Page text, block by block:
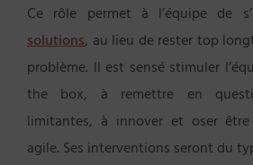
Ce rôle permet à l’équipe de
solutions, au lieu de rester top
problème. Il est sensé stimuler
the box, à remettre en
limitantes, à innover et oser
agile. Ses interventions seront du